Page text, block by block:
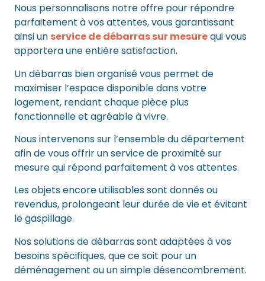
Nous personnalisons notre offre pour répondre
parfaitement à vos attentes, vous garantissant
ainsi un service de débarras sur mesurequi vous
apportera une entière satisfaction.
Un débarras bien organisé vous permet de
maximiser l’espace disponible dans votre
logement, rendant chaque pièce plus
fonctionnelle et agréable à vivre.
Nous intervenons sur l’ensemble du département
afin de vous offrir un service de proximité sur
mesure qui répond parfaitement à vos attentes.
Les objets encore utilisables sont donnés ou
revendus, prolongeant leur durée de vie et évitant
le gaspillage.
Nos solutions de débarras sont adaptées à vos
besoins spécifiques, que ce soit pour un
déménagement ou un simple désencombrement.